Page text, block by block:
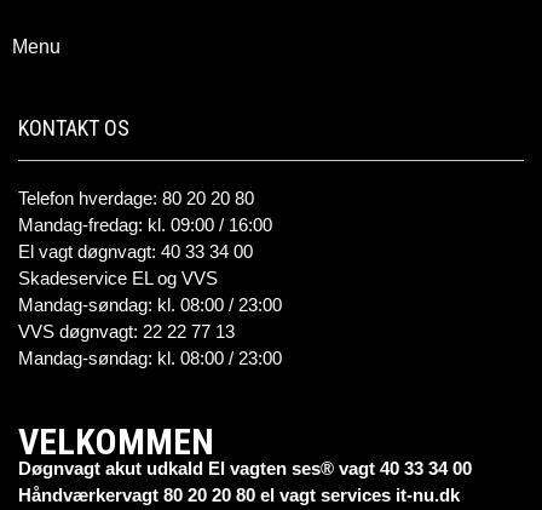
Menu
KONTAKT OS
Telefon hverdage: 80 20 20 80
Mandag-fredag: kl. 09:00 / 16:00
El vagt døgnvagt: 40 33 34 00
Skadeservice EL og VVS
Mandag-søndag: kl. 08:00 / 23:00
VVS døgnvagt: 22 22 77 13
Mandag-søndag: kl. 08:00 / 23:00
VELKOMMEN
Døgnvagt akut udkald El vagten ses® vagt 40 33 34 00
Håndværkervagt 80 20 20 80 el vagt services it-nu.dk